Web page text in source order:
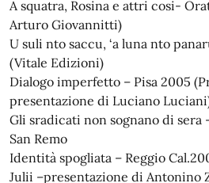
A squatra, Rosina e attri cosi-
Arturo Giovannitti)
U suli nto saccu, ‘a luna nto
(Vitale Edizioni)
Dialogo imperfetto – Pisa 2005
presentazione di Luciano
Gli sradicati non sognano di sera
San Remo
Identità spogliata – Reggio
Julii –presentazione di Antonino